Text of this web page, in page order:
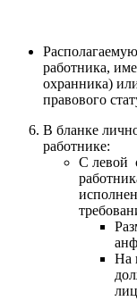
работника,
охранника)
правового
В бланке
работнике:
С левой
На